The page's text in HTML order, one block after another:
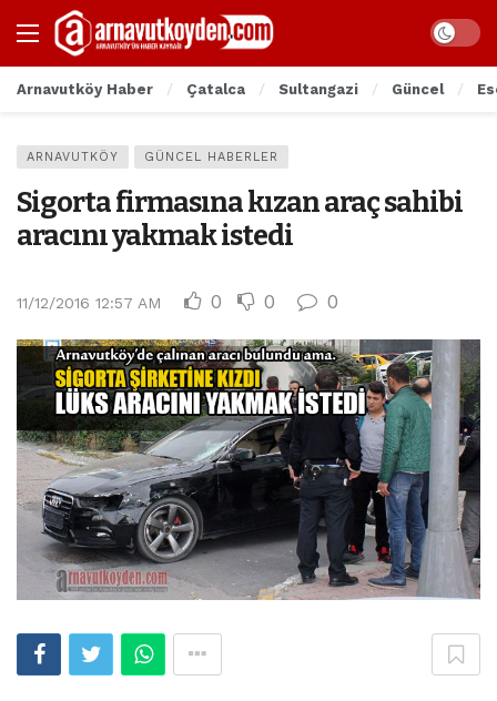
Arnavutköy Haber Çatalca Sultangazi Güncel
ARNAVUTKÖY GÜNCEL HABERLER
Sigorta firmasına kızan araç sahibi
aracını yakmak istedi
11/12/2016 12:57 AM 0 0 0